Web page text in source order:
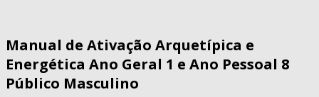
Manual de Ativação Arquetípica e
Energética Ano Geral 1 e Ano Pessoal 8
Público Masculino